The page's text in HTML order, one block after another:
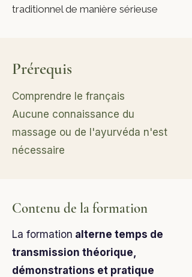
traditionnel de manière sérieuse
Prérequis
Comprendre le français
Aucune connaissance du
massage ou de l'ayurvéda n'est
nécessaire
Contenu de la formation
La formation alterne temps de
transmission théorique,
démonstrations et pratique